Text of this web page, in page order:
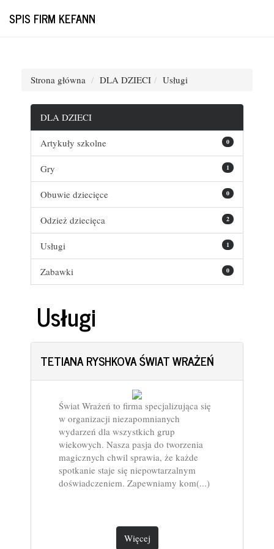
SPIS FIRM KEFANN
Strona główna DLA DZIECI Usługi
DLA DZIECI
0
Artykuły szkolne
1
Gry
0
Obuwie dziecięce
2
Odzież dziecięca
1
Usługi
0
Zabawki
Usługi
TETIANA RYSHKOVA ŚWIAT WRAŻEŃ
Świat Wrażeń to firma specjalizująca się
w organizacji niezapomnianych
wydarzeń dla wszystkich grup
wiekowych. Nasza pasja do tworzenia
magicznych chwil sprawia, że każde
spotkanie staje się niepowtarzalnym
doświadczeniem. Zapewniamy kom(...)
Więcej